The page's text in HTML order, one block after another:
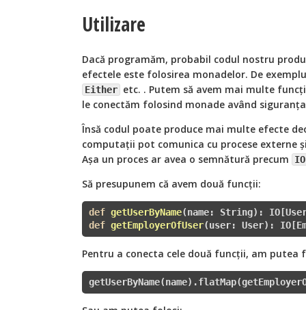
Utilizare
Dacă programăm, probabil codul nostru
efectele este folosirea monadelor. De
Either etc. . Putem să avem mai multe
le conectăm folosind monade având
Însă codul poate produce mai multe efecte
computații pot comunica cu procese externe
Așa un proces ar avea o semnătură precum
Să presupunem că avem două funcții:
def getUserByName(name: String) :
def getEmployerOfUser(user: User) :
Pentru a conecta cele două funcții, am putea